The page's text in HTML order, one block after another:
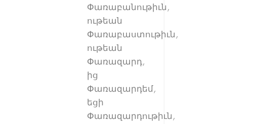
Փառաբանութիւն,
ութեան
Փառաբաստութիւն,
ութեան
Փառազարդ,
ից
Փառազարդեմ,
եցի
Փառազարդութիւն,